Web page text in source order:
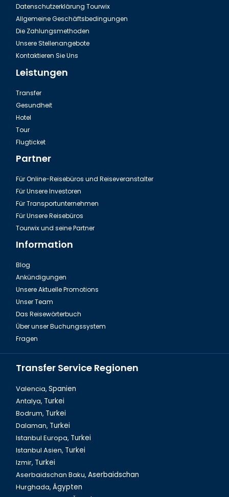
Dalyan Tour & Krabbenfischen in der Türkei
Datenschutzerklärung Tourwix
Allgemeine Geschäftsbedingungen
Die Zahlungsmethoden
Unsere Stellenangebote
Kontaktieren Sie Uns
Leistungen
Transfer
Gesundheit
Hotel
Tour
Flugticket
Partner
Für Online-Reisebüros und Reiseveranstalter
Für Unsere Investoren
Für Transportunternehmen
Für Unsere Reisebüros
Tourwix und seine Partner
Information
Blog
Ankündigungen
Unsere Aktuelle Promotions
Unser Team
Das Reisewörterbuch
Über unser Buchungssystem
Fragen
Transfer Service Regionen
Valencia, Spanien
Antalya, Turkei
Bodrum, Turkei
Dalaman, Turkei
Istanbul Europa, Turkei
Istanbul Asien, Turkei
Izmir, Turkei
Aserbaidschan Baku, Aserbaidschan
Hurghada, Ägypten